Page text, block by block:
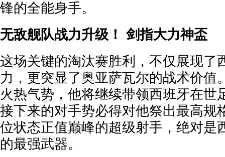
锋的全能身手。
无敌舰队战力升级！ 剑指大力神盃
这场关键的淘汰赛胜利，不仅展现了
力，更突显了奥亚萨瓦尔的战术价值
火热气势，他将继续带领西班牙在世
接下来的对手势必得对他祭出最高规
位状态正值巅峰的超级射手，绝对是
的最强武器。